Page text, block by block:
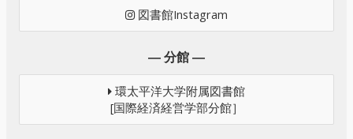
図書館Instagram
― 分館 ―
環太平洋大学附属図書館
[国際経済経営学部分館］